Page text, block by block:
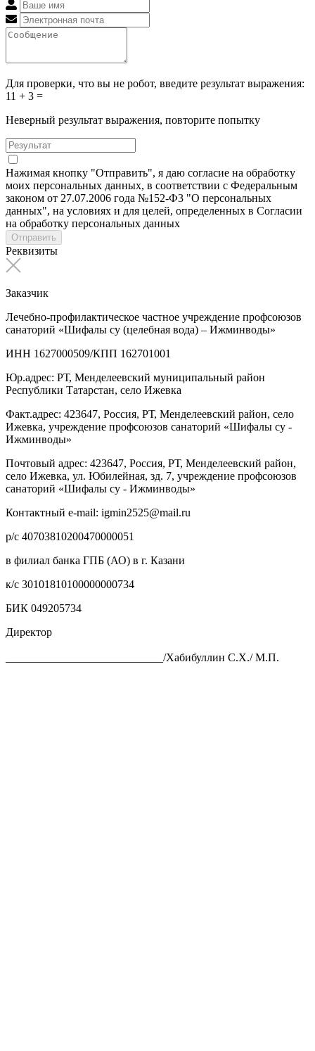
Для проверки, что вы не робот, введите результат выражения:
11 + 3 =
Неверный результат выражения, повторите попытку
Нажимая кнопку "Отправить", я даю согласие на обработку
моих персональных данных, в соответствии с Федеральным
законом от 27.07.2006 года №152-Ф3 "О персональных
данных", на условиях и для целей, определенных в Согласии
на обработку персональных данных
Отправить
Реквизиты
Заказчик
Лечебно-профилактическое частное учреждение профсоюзов
санаторий «Шифалы су (целебная вода) – Ижминводы»
ИНН 1627000509/КПП 162701001
Юр.адрес: РТ, Менделеевский муниципальный район
Республики Татарстан, село Ижевка
Факт.адрес: 423647, Россия, РТ, Менделеевский район, село
Ижевка, учреждение профсоюзов санаторий «Шифалы су -
Ижминводы»
Почтовый адрес: 423647, Россия, РТ, Менделеевский район,
село Ижевка, ул. Юбилейная, зд. 7, учреждение профсоюзов
санаторий «Шифалы су - Ижминводы»
Контактный e-mail: igmin2525@mail.ru
р/с 40703810200470000051
в филиал банка ГПБ (АО) в г. Казани
к/с 30101810100000000734
БИК 049205734
Директор
____________________________/Хабибуллин С.Х./ М.П.